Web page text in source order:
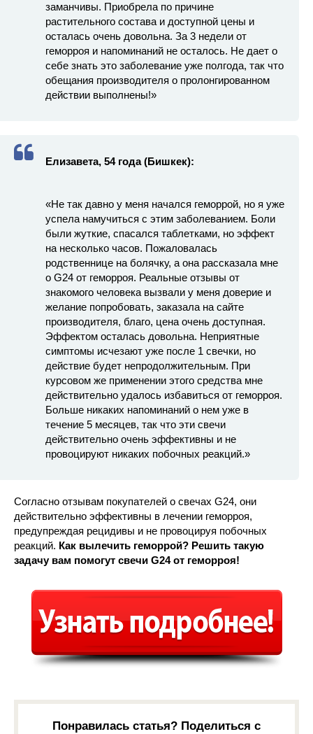
заманчивы. Приобрела по причине
растительного состава и доступной цены и
осталась очень довольна. За 3 недели от
геморроя и напоминаний не осталось. Не дает о
себе знать это заболевание уже полгода, так что
обещания производителя о пролонгированном
действии выполнены!»
Елизавета, 54 года (Бишкек):
«Не так давно у меня начался геморрой, но я уже
успела намучиться с этим заболеванием. Боли
были жуткие, спасался таблетками, но эффект
на несколько часов. Пожаловалась
родственнице на болячку, а она рассказала мне
о G24 от геморроя. Реальные отзывы от
знакомого человека вызвали у меня доверие и
желание попробовать, заказала на сайте
производителя, благо, цена очень доступная.
Эффектом осталась довольна. Неприятные
симптомы исчезают уже после 1 свечки, но
действие будет непродолжительным. При
курсовом же применении этого средства мне
действительно удалось избавиться от геморроя.
Больше никаких напоминаний о нем уже в
течение 5 месяцев, так что эти свечи
действительно очень эффективны и не
провоцируют никаких побочных реакций.»
Согласно отзывам покупателей о свечах G24, они
действительно эффективны в лечении геморроя,
предупреждая рецидивы и не провоцируя побочных
реакций. Как вылечить геморрой? Решить такую
задачу вам помогут свечи G24 от геморроя!
Понравилась статья? Поделиться с